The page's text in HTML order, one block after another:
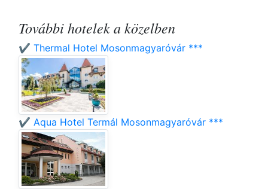
További hotelek a közelben
✔️ Thermal Hotel Mosonmagyaróvár ***
✔️ Aqua Hotel Termál Mosonmagyaróvár ***